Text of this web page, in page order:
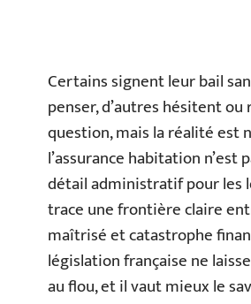
Certains signent leur bail
penser, d’autres hésitent
question, mais la réalité est
l’assurance habitation n’est
détail administratif pour les
trace une frontière claire
maîtrisé et catastrophe
législation française ne
au flou, et il vaut mieux le